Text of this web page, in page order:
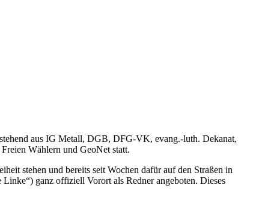
aus IG Metall, DGB, DFG-VK, evang.-luth. Dekanat,
Wählern und GeoNet statt.
stehen und bereits seit Wochen dafür auf den Straßen in
ganz offiziell Vorort als Redner angeboten. Dieses